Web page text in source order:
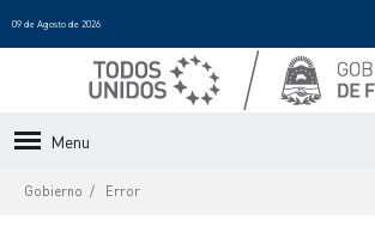
09 de Agosto de 2026
Menu
Gobierno Error